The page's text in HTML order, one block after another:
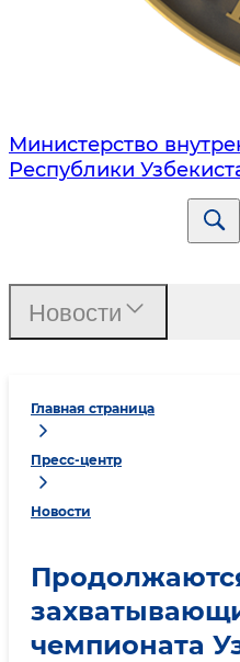
Министерство
Республики
Главная страница
Пресс-центр
Новости
чемпионата
Новости